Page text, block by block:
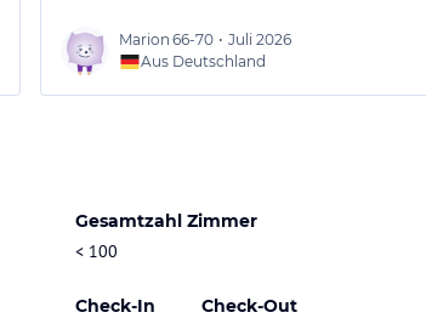
Marion 66-70 • Juli 2026
Aus Deutschland
Gesamtzahl Zimmer
< 100
Check-In
Check-Out